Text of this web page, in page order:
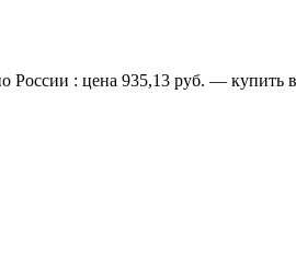
: цена 935,13 руб. — купить